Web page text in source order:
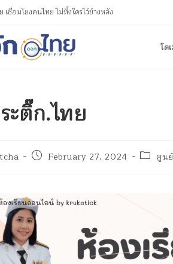
เชื่อมโยงคนไทย ไม่ทิ้งใครไว้ข้างหลัง
โด
ะติ๊ก.ไทย
February 27, 2024 ศูน